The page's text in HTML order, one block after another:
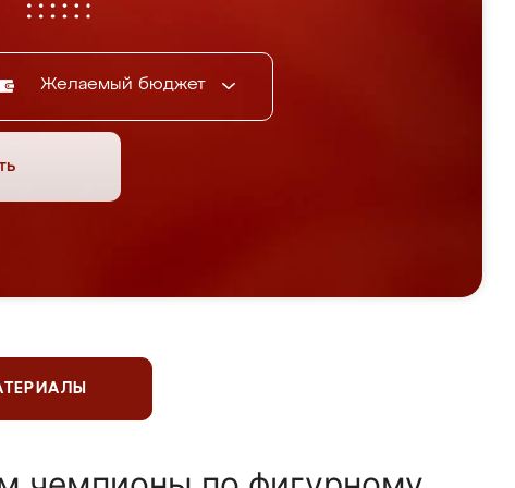
Желаемый бюджет